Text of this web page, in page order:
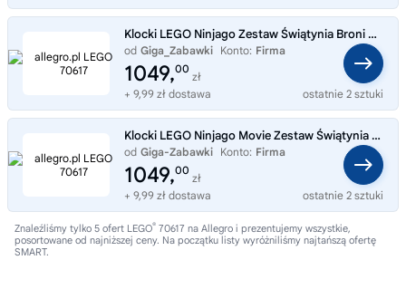
Klocki LEGO Ninjago Zestaw Świątynia Broni Ostatecznej 70617
od Giga_Zabawki Konto: Firma
1049,00
zł
+ 9,99 zł dostawa
ostatnie 2 sztuki
Klocki LEGO Ninjago Movie Zestaw Świątynia broni ostatecznej 70617
od Giga-Zabawki Konto: Firma
1049,00
zł
+ 9,99 zł dostawa
ostatnie 2 sztuki
Znaleźliśmy tylko 5 ofert LEGO® 70617 na Allegro i prezentujemy wszystkie,
posortowane od najniższej ceny. Na początku listy wyróżniliśmy najtańszą ofertę
SMART.